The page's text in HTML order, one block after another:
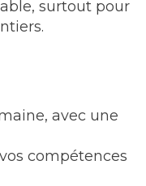
surtout pour
avec une
compétences